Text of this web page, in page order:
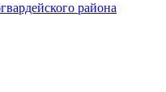
района